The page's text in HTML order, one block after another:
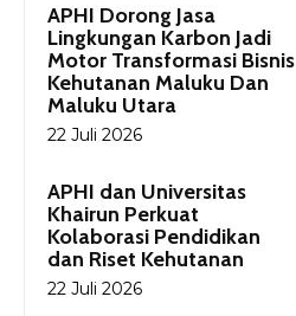
APHI Dorong Jasa
Lingkungan Karbon Jadi
Motor Transformasi Bisnis
Kehutanan Maluku Dan
Maluku Utara
22 Juli 2026
APHI dan Universitas
Khairun Perkuat
Kolaborasi Pendidikan
dan Riset Kehutanan
22 Juli 2026